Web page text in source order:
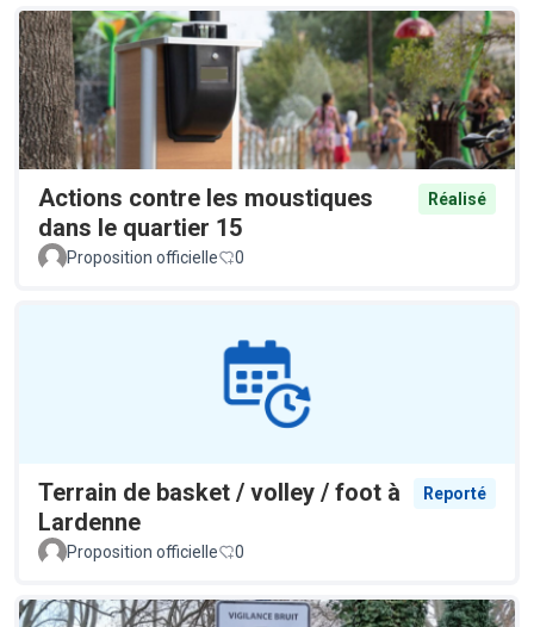
Actions contre les moustiques
dans le quartier 15
Réalisé
Proposition officielle 0
Terrain de basket / volley / foot à
Lardenne
Reporté
Proposition officielle 0